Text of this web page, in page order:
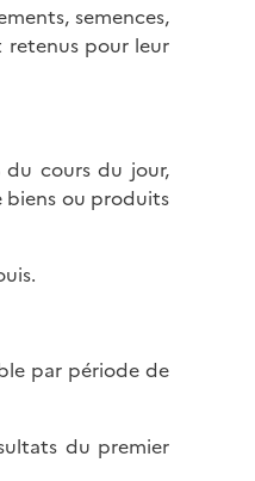
semences,
retenus pour leur
du cours du jour,
biens ou produits
par période de
du premier